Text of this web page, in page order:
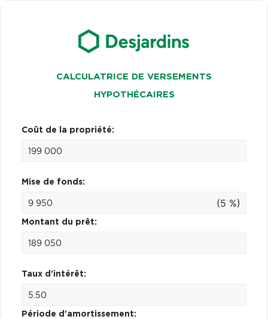
CALCULATRICE DE VERSEMENTS
HYPOTHÉCAIRES
Coût de la propriété:
Mise de fonds:
(5 %)
Montant du prêt:
Taux d'intérêt:
Période d'amortissement: